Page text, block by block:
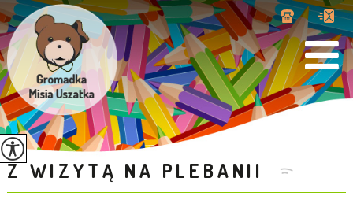
Z WIZYTĄ NA PLEBANII